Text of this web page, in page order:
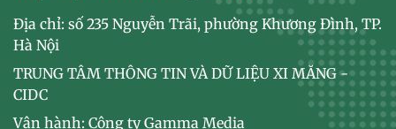
Địa chỉ: số 235 Nguyễn Trãi, phường Khương Đình, TP.
Hà Nội
TRUNG TÂM THÔNG TIN VÀ DỮ LIỆU XI MĂNG -
CIDC
Vận hành: Công ty Gamma Media